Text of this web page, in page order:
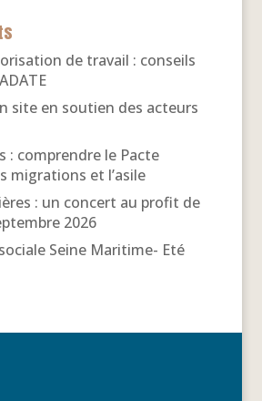
de travail : conseils
site en soutien des acteurs
: comprendre le Pacte
migrations et l’asile
: un concert au profit de
2026
Seine Maritime- Eté